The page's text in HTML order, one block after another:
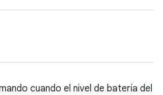
cuando el nivel de batería del